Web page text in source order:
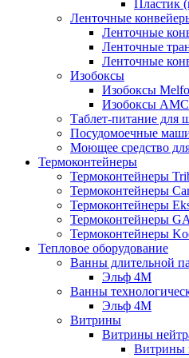
Пластик
Ленточные
Ленточные
Ленточные
Ленточные
Изобоксы
Изобоксы
Изобоксы AMC
Таблет-питание для
Посудомоечные
Моющее средство
Термоконтейнеры
Термоконтейнеры
Термоконтейнеры
Термоконтейнеры
Термоконтейнеры
Термоконтейнеры
Тепловое оборудование
Ванны длительной
Эльф 4М
Ванны
Эльф 4М
Витрины
Витрины
Витрины